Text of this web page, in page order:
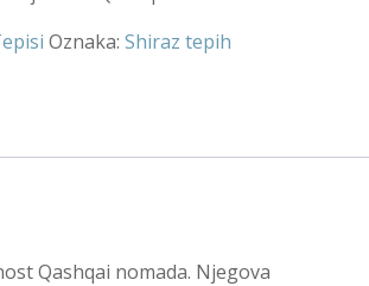
Oznaka: Shiraz tepih
Qashqai nomada. Njegova